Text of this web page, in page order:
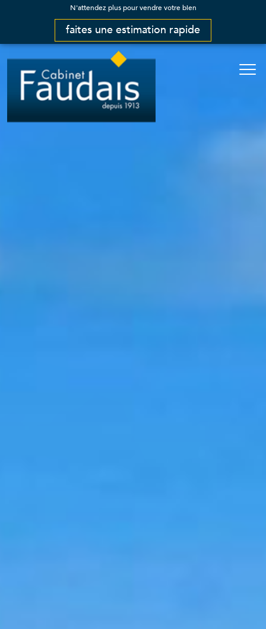
N'attendez plus pour vendre votre bien
faites une estimation rapide